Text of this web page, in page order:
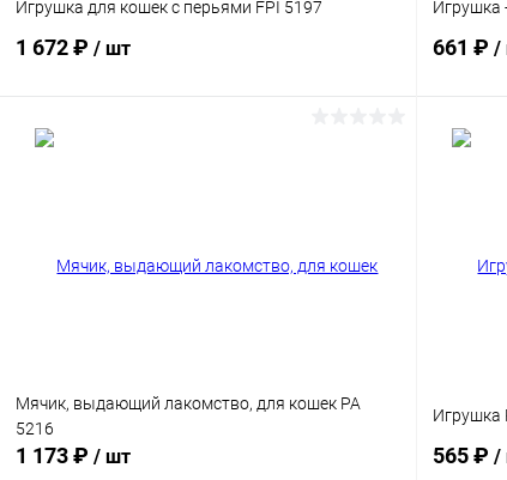
Игрушка для кошек с перьями FPI 5197
1 672 ₽ / шт
Игрушка
661 ₽ /
Мячик, выдающий лакомство, для кошек PA
5216
1 173 ₽ / шт
Игрушка
565 ₽ /